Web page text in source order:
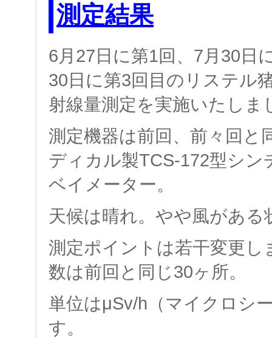
測定結果
6月27日に第1回、7月30日
30日に第3回目のリステル
射線量測定を実施いたしま
測定機器は前回、前々回と
ディカル製TCS-172型シン
ベイメーター。
天候は晴れ。やや風がある
測定ポイントは若干変更
数は前回と同じ30ヶ所。
単位はμSv/h（マイクロシ
す。